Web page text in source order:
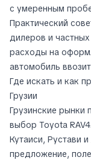
с умеренным
Практический
дилеров и
расходы на
автомобиль
Где искать и как
Грузии
Грузинские
выбор Toyota
Кутаиси, Рустави
предложение,